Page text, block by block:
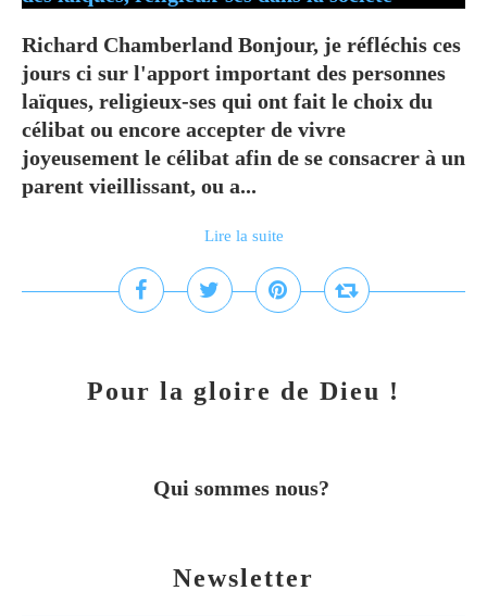
Richard Chamberland Bonjour, je réfléchis ces
jours ci sur l'apport important des personnes
laïques, religieux-ses qui ont fait le choix du
célibat ou encore accepter de vivre
joyeusement le célibat afin de se consacrer à un
parent vieillissant, ou a...
Lire la suite
Newsletter
Pour la gloire de Dieu !
Qui sommes nous?